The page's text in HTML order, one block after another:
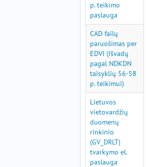
p. teikimo
paslauga
CAD failų
paruošimas per
EDVI (Išvadų
pagal NDKDN
taisyklių 56-58
p. teikimui)
Lietuvos
vietovardžių
duomenų
rinkinio
(GV_DRLT)
tvarkymo el.
paslauga